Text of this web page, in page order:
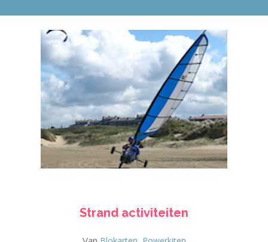
Strand activiteiten